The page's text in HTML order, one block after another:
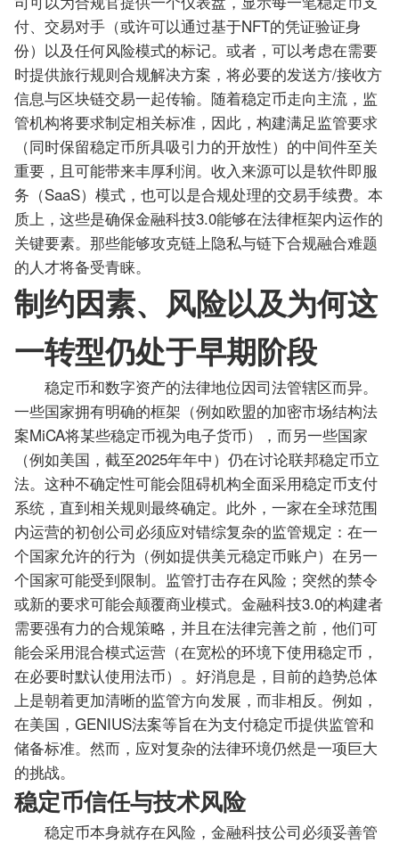
付、交易对手（或许可以通过基于NFT的凭证验证身
份）以及任何风险模式的标记。或者，可以考虑在需要
时提供旅行规则合规解决方案，将必要的发送方/接收方
信息与区块链交易一起传输。随着稳定币走向主流，监
管机构将要求制定相关标准，因此，构建满足监管要求
（同时保留稳定币所具吸引力的开放性）的中间件至关
重要，且可能带来丰厚利润。收入来源可以是软件即服
务（SaaS）模式，也可以是合规处理的交易手续费。本
质上，这些是确保金融科技3.0能够在法律框架内运作的
关键要素。那些能够攻克链上隐私与链下合规融合难题
的人才将备受青睐。
制约因素、风险以及为何这
一转型仍处于早期阶段
稳定币和数字资产的法律地位因司法管辖区而异。
一些国家拥有明确的框架（例如欧盟的加密市场结构法
案MiCA将某些稳定币视为电子货币），而另一些国家
（例如美国，截至2025年年中）仍在讨论联邦稳定币立
法。这种不确定性可能会阻碍机构全面采用稳定币支付
系统，直到相关规则最终确定。此外，一家在全球范围
内运营的初创公司必须应对错综复杂的监管规定：在一
个国家允许的行为（例如提供美元稳定币账户）在另一
个国家可能受到限制。监管打击存在风险；突然的禁令
或新的要求可能会颠覆商业模式。金融科技3.0的构建者
需要强有力的合规策略，并且在法律完善之前，他们可
能会采用混合模式运营（在宽松的环境下使用稳定币，
在必要时默认使用法币）。好消息是，目前的趋势总体
上是朝着更加清晰的监管方向发展，而非相反。例如，
在美国，GENIUS法案等旨在为支付稳定币提供监管和
储备标准。然而，应对复杂的法律环境仍然是一项巨大
的挑战。
稳定币信任与技术风险
稳定币本身就存在风险，金融科技公司必须妥善管